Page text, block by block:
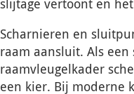
slijtage vertoont en
Scharnieren en
raam aansluit. Als
raamvleugelkader
een kier. Bij moderne